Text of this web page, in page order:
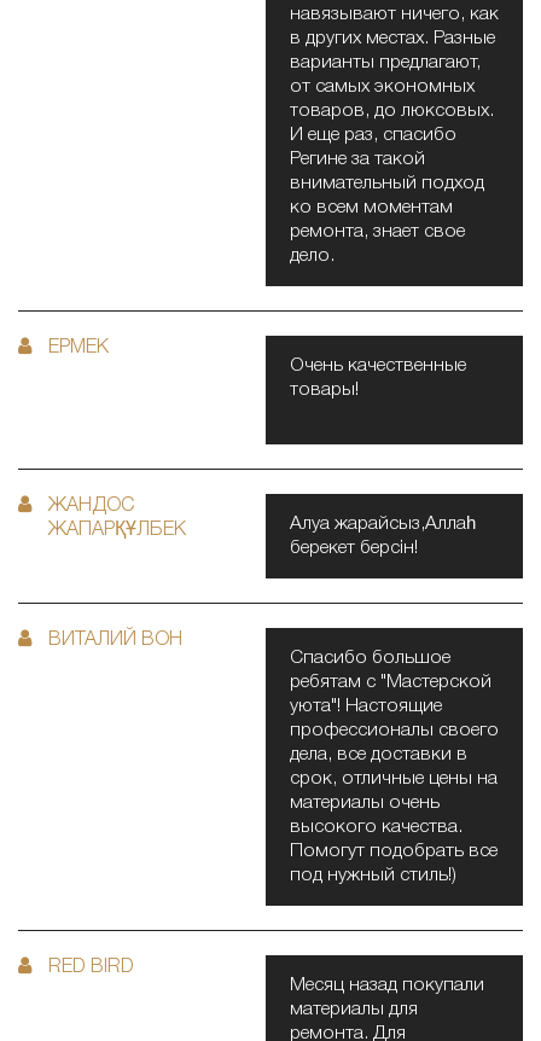
навязывают ничего, как
в других местах. Разные
варианты предлагают,
от самых экономных
товаров, до люксовых.
И еще раз, спасибо
Регине за такой
внимательный подход
ко всем моментам
ремонта, знает свое
дело.
ЕРМЕК
Очень качественные
товары!
ЖАНДОС
ЖАПАРҚҰЛБЕК
Алуа жарайсыз,Аллаһ
берекет берсін!
ВИТАЛИЙ ВОН
Спасибо большое
ребятам с "Мастерской
уюта"! Настоящие
профессионалы своего
дела, все доставки в
срок, отличные цены на
материалы очень
высокого качества.
Помогут подобрать все
под нужный стиль!)
RED BIRD
Месяц назад покупали
материалы для
ремонта. Для